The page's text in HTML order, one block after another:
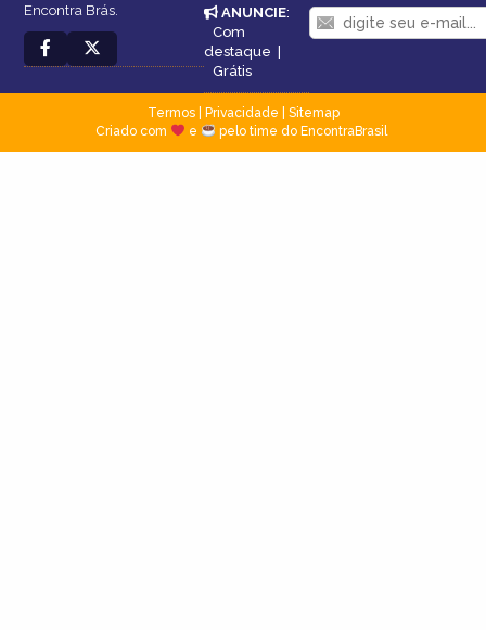
Encontra Brás.
ANUNCIE:
Com
destaque
Grátis
Termos| Privacidade
Sitemap
Criado com
e pelo time do EncontraBrasil